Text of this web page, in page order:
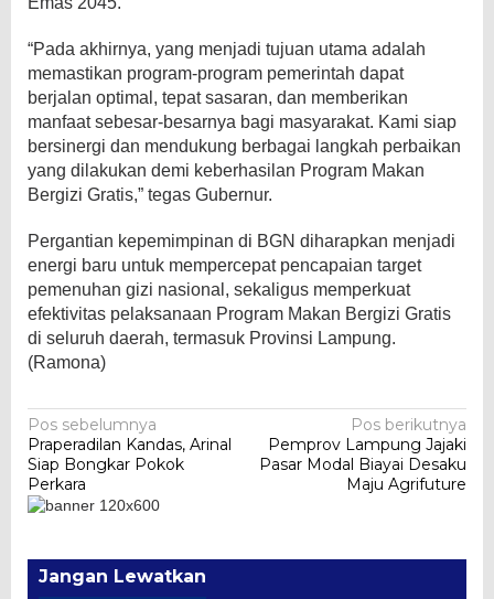
“Pada akhirnya, yang menjadi tujuan utama adalah
memastikan program-program pemerintah dapat
berjalan optimal, tepat sasaran, dan memberikan
manfaat sebesar-besarnya bagi masyarakat. Kami siap
bersinergi dan mendukung berbagai langkah perbaikan
yang dilakukan demi keberhasilan Program Makan
Bergizi Gratis,” tegas Gubernur.
Pergantian kepemimpinan di BGN diharapkan menjadi
energi baru untuk mempercepat pencapaian target
pemenuhan gizi nasional, sekaligus memperkuat
efektivitas pelaksanaan Program Makan Bergizi Gratis
di seluruh daerah, termasuk Provinsi Lampung.
(Ramona)
Navigasi
pos
Pos sebelumnya
Praperadilan Kandas, Arinal
Siap Bongkar Pokok
Perkara
Pos berikutnya
Pemprov Lampung Jajaki
Pasar Modal Biayai Desaku
Maju Agrifuture
Jangan Lewatkan